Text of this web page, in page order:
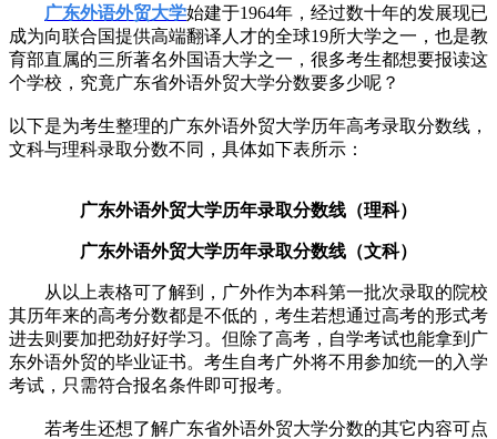
广东外语外贸大学始建于1964年，经过数十年的发展现已
成为向联合国提供高端翻译人才的全球19所大学之一，也是教
育部直属的三所著名外国语大学之一，很多考生都想要报读这
个学校，究竟广东省外语外贸大学分数要多少呢？
以下是为考生整理的广东外语外贸大学历年高考录取分数线，
文科与理科录取分数不同，具体如下表所示：
广东外语外贸大学历年录取分数线（理科）
广东外语外贸大学历年录取分数线（文科）
从以上表格可了解到，广外作为本科第一批次录取的院校
其历年来的高考分数都是不低的，考生若想通过高考的形式考
进去则要加把劲好好学习。但除了高考，自学考试也能拿到广
东外语外贸的毕业证书。考生自考广外将不用参加统一的入学
考试，只需符合报名条件即可报考。
若考生还想了解广东省外语外贸大学分数的其它内容可点